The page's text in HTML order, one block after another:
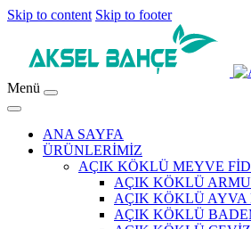
Skip to content Skip to footer
Menü
ANA SAYFA
ÜRÜNLERİMİZ
AÇIK KÖKLÜ MEYVE
AÇIK KÖKLÜ
AÇIK KÖKLÜ AYVA
AÇIK KÖKLÜ